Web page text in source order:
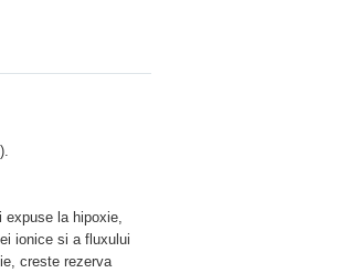
expuse la hipoxie,
ionice si a fluxului
creste rezerva